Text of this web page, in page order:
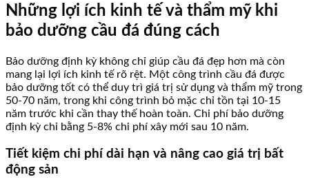
Những lợi ích kinh tế và thẩm mỹ khi
bảo dưỡng cầu đá đúng cách
Bảo dưỡng định kỳ không chỉ giúp cầu đá đẹp hơn mà còn
mang lại lợi ích kinh tế rõ rệt. Một công trình cầu đá được
bảo dưỡng tốt có thể duy trì giá trị sử dụng và thẩm mỹ trong
50-70 năm, trong khi công trình bỏ mặc chỉ tồn tại 10-15
năm trước khi cần thay thế hoàn toàn. Chi phí bảo dưỡng
định kỳ chỉ bằng 5-8% chi phí xây mới sau 10 năm.
Tiết kiệm chi phí dài hạn và nâng cao giá trị bất
động sản